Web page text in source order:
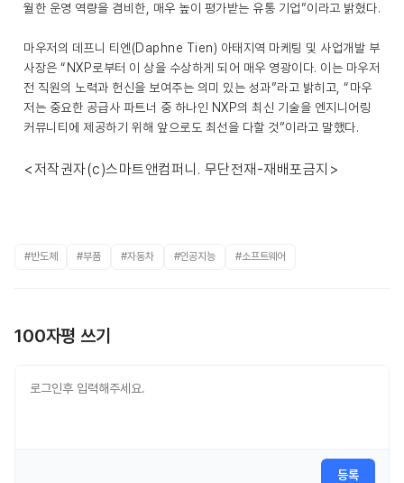
월한 운영 역량을 겸비한, 매우 높이 평가받는 유통 기업”이라고 밝혔다.
마우저의 데프니 티엔(Daphne Tien) 아태지역 마케팅 및 사업개발 부
사장은 “NXP로부터 이 상을 수상하게 되어 매우 영광이다. 이는 마우저
전 직원의 노력과 헌신을 보여주는 의미 있는 성과”라고 밝히고, “마우
저는 중요한 공급사 파트너 중 하나인 NXP의 최신 기술을 엔지니어링
커뮤니티에 제공하기 위해 앞으로도 최선을 다할 것”이라고 말했다.
<저작권자(c)스마트앤컴퍼니. 무단전재-재배포금지>
#반도체 #부품 #자동차 #인공지능 #소프트웨어
100자평 쓰기
등록